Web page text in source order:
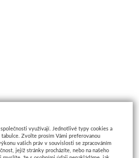
využívají. Jednotlivé typy cookies a
Zvolte prosím Vámi preferovanou
vašich práv v souvislosti se zpracováním
jejíž stránky procházíte, nebo na našeho